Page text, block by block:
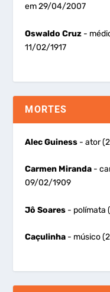
em 29/04/2007
Oswaldo Cruz -
11/02/1917
MORTES
Alec Guiness - ator
Carmen Miranda -
09/02/1909
Jô Soares - polímata
Caçulinha - músico